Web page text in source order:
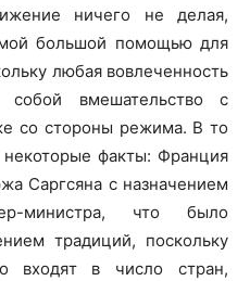
ничего не делая,
большой помощью для
любая вовлеченность
вмешательство с
со стороны режима. В то
факты: Франция
Саргсяна с назначением
министра, что было
традиций, поскольку
входят в число стран,